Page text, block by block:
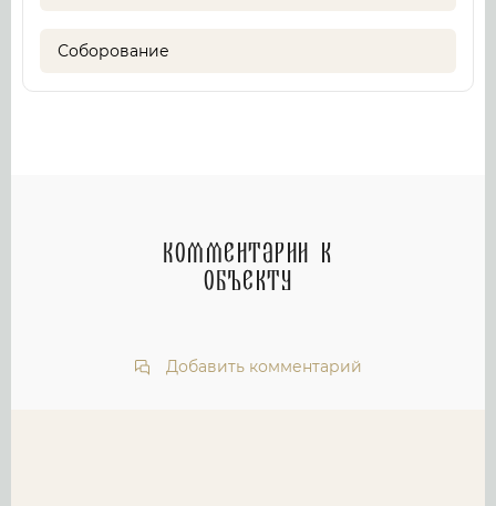
Соборование
Комментарии к
объекту
Добавить комментарий